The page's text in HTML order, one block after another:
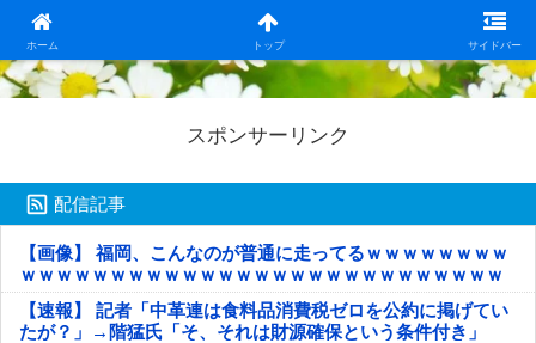
ホーム トップ サイドバー
日本第一！ニュース録
スポンサーリンク
配信記事
【画像】 福岡、こんなのが普通に走ってるｗｗｗｗｗｗｗｗ
ｗｗｗｗｗｗｗｗｗｗｗｗｗｗｗｗｗｗｗｗｗｗｗｗｗｗｗ
ｗｗｗｗｗ
【速報】 記者「中革連は食料品消費税ゼロを公約に掲げてい
たが？」→階猛氏「そ、それは財源確保という条件付き」